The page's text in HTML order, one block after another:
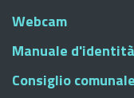
Webcam
Manuale
Consiglio